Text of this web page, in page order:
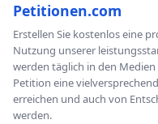
Petitionen.com
Erstellen Sie kostenlos eine
Nutzung unserer
werden täglich in den
Petition eine
erreichen und auch von
werden.